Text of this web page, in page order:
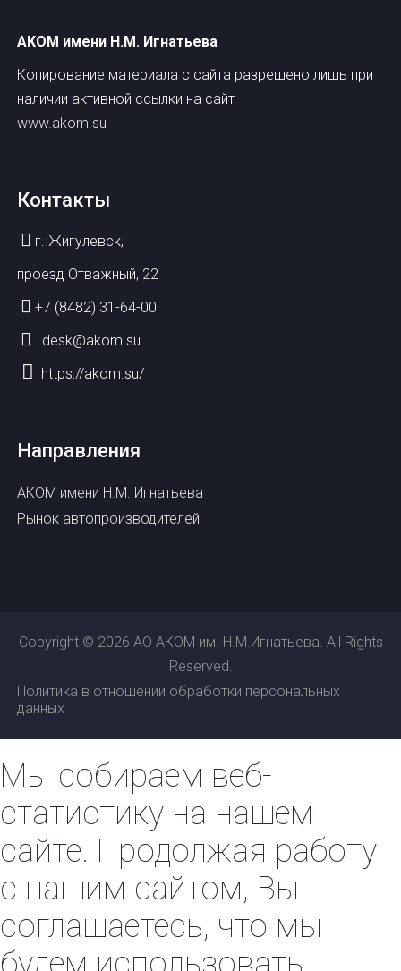
АКОМ имени Н.М. Игнатьева
Копирование материала с сайта разрешено лишь при
наличии активной ссылки на сайт
www.akom.su
Контакты
г. Жигулевск,
проезд Отважный, 22
+7 (8482) 31-64-00
desk@akom.su
https://akom.su/
Направления
АКОМ имени Н.М. Игнатьева
Рынок автопроизводителей
Copyright © 2026 АО АКОМ им. Н.М.Игнатьева. All Rights
Reserved.
Политика в отношении обработки персональных
данных
Мы собираем веб-
статистику на нашем
сайте. Продолжая работу
с нашим сайтом, Вы
соглашаетесь, что мы